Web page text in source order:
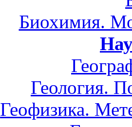
Биохимия.
Геология.
Геофизика.